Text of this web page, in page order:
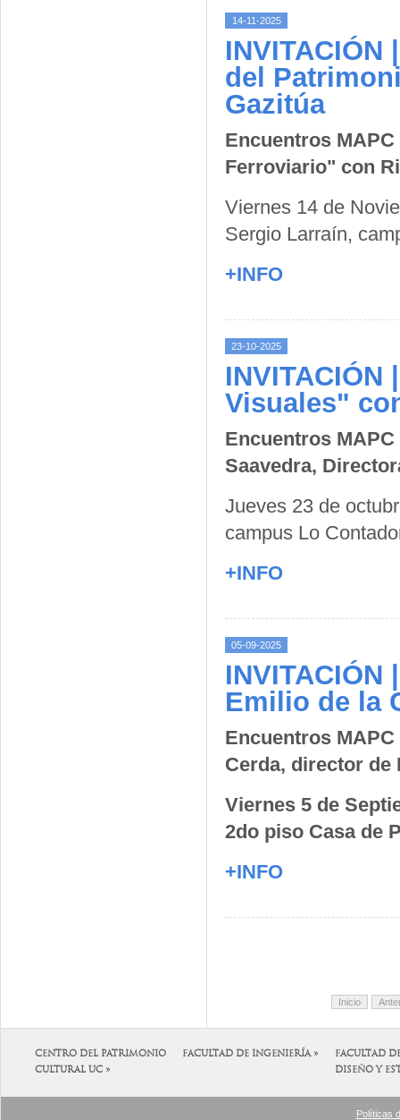
14-11-2025
del
Gazitúa
Encuentros
Ferroviario" con
Viernes 14 de
Sergio Larraín,
+INFO
23-10-2025
INVITACIÓN
Visuales"
Encuentros
Saavedra,
Jueves 23 de
campus Lo
+INFO
05-09-2025
Emilio de la
Encuentros
Cerda, director de
Viernes 5 de
2do piso Casa de
+INFO
Inicio
CENTRO DEL PATRIMONIO
CULTURAL UC »
FACULTAD DE INGENIERÍA »
FACULTAD
DISEÑO Y
Políticas